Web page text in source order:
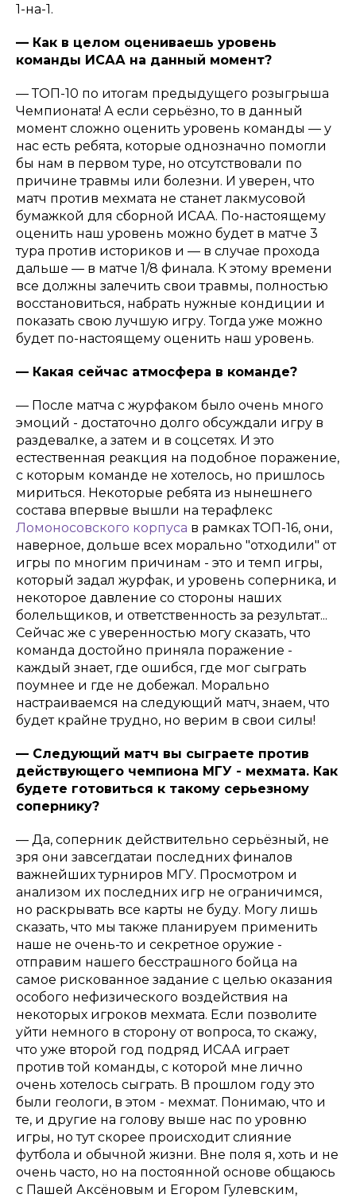
1-на-1.
— Как в целом оцениваешь уровень
команды ИСАА на данный момент?
— ТОП-10 по итогам предыдущего розыгрыша
Чемпионата! А если серьёзно, то в данный
момент сложно оценить уровень команды — у
нас есть ребята, которые однозначно помогли
бы нам в первом туре, но отсутствовали по
причине травмы или болезни. И уверен, что
матч против мехмата не станет лакмусовой
бумажкой для сборной ИСАА. По-настоящему
оценить наш уровень можно будет в матче 3
тура против историков и — в случае прохода
дальше — в матче 1/8 финала. К этому времени
все должны залечить свои травмы, полностью
восстановиться, набрать нужные кондиции и
показать свою лучшую игру. Тогда уже можно
будет по-настоящему оценить наш уровень.
— Какая сейчас атмосфера в команде?
— После матча с журфаком было очень много
эмоций - достаточно долго обсуждали игру в
раздевалке, а затем и в соцсетях. И это
естественная реакция на подобное поражение,
с которым команде не хотелось, но пришлось
мириться. Некоторые ребята из нынешнего
состава впервые вышли на терафлекс
Ломоносовского корпуса в рамках ТОП-16, они,
наверное, дольше всех морально "отходили" от
игры по многим причинам - это и темп игры,
который задал журфак, и уровень соперника, и
некоторое давление со стороны наших
болельщиков, и ответственность за результат...
Сейчас же с уверенностью могу сказать, что
команда достойно приняла поражение -
каждый знает, где ошибся, где мог сыграть
поумнее и где не добежал. Морально
настраиваемся на следующий матч, знаем, что
будет крайне трудно, но верим в свои силы!
— Следующий матч вы сыграете против
действующего чемпиона МГУ - мехмата. Как
будете готовиться к такому серьезному
сопернику?
— Да, соперник действительно серьёзный, не
зря они завсегдатаи последних финалов
важнейших турниров МГУ. Просмотром и
анализом их последних игр не ограничимся,
но раскрывать все карты не буду. Могу лишь
сказать, что мы также планируем применить
наше не очень-то и секретное оружие -
отправим нашего бесстрашного бойца на
самое рискованное задание с целью оказания
особого нефизического воздействия на
некоторых игроков мехмата. Если позволите
уйти немного в сторону от вопроса, то скажу,
что уже второй год подряд ИСАА играет
против той команды, с которой мне лично
очень хотелось сыграть. В прошлом году это
были геологи, в этом - мехмат. Понимаю, что и
те, и другие на голову выше нас по уровню
игры, но тут скорее происходит слияние
футбола и обычной жизни. Вне поля я, хоть и не
очень часто, но на постоянной основе общаюсь
с Пашей Аксёновым и Егором Гулевским,